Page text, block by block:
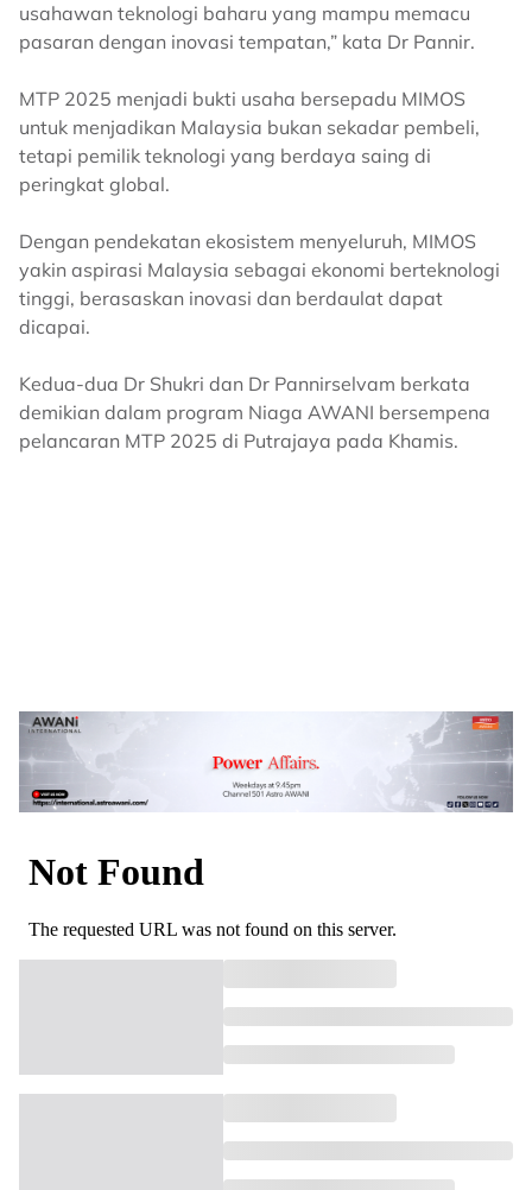
usahawan teknologi baharu yang mampu memacu
pasaran dengan inovasi tempatan,” kata Dr Pannir.
MTP 2025 menjadi bukti usaha bersepadu MIMOS
untuk menjadikan Malaysia bukan sekadar pembeli,
tetapi pemilik teknologi yang berdaya saing di
peringkat global.
Dengan pendekatan ekosistem menyeluruh, MIMOS
yakin aspirasi Malaysia sebagai ekonomi berteknologi
tinggi, berasaskan inovasi dan berdaulat dapat
dicapai.
Kedua-dua Dr Shukri dan Dr Pannirselvam berkata
demikian dalam program Niaga AWANI bersempena
pelancaran MTP 2025 di Putrajaya pada Khamis.